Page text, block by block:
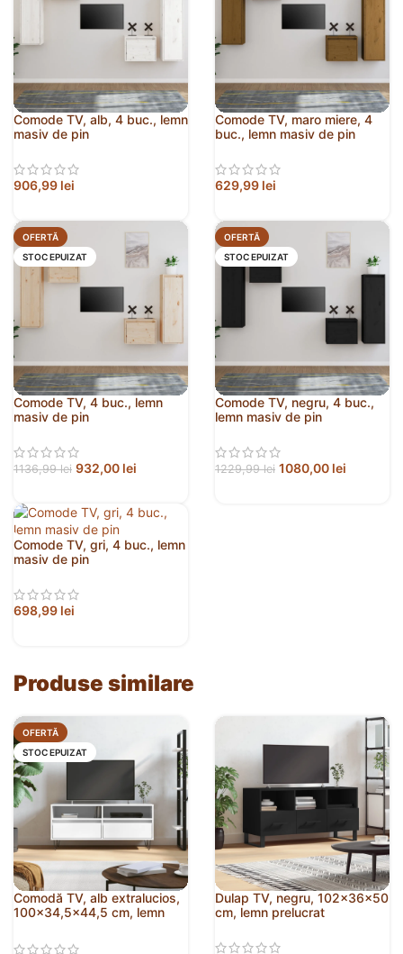
Comode TV, alb, 4 buc., lemn
masiv de pin
906,99 lei
Comode TV, maro miere, 4
buc., lemn masiv de pin
629,99 lei
OFERTĂ
STOC EPUIZAT
Comode TV, 4 buc., lemn
masiv de pin
1136,99lei 932,00 lei
OFERTĂ
STOC EPUIZAT
Comode TV, negru, 4 buc.,
lemn masiv de pin
1229,99lei 1080,00 lei
Comode TV, gri, 4 buc., lemn
masiv de pin
698,99 lei
Produse similare
OFERTĂ
STOC EPUIZAT
Comodă TV, alb extralucios,
100×34,5×44,5 cm, lemn
Dulap TV, negru, 102x36x50
cm, lemn prelucrat